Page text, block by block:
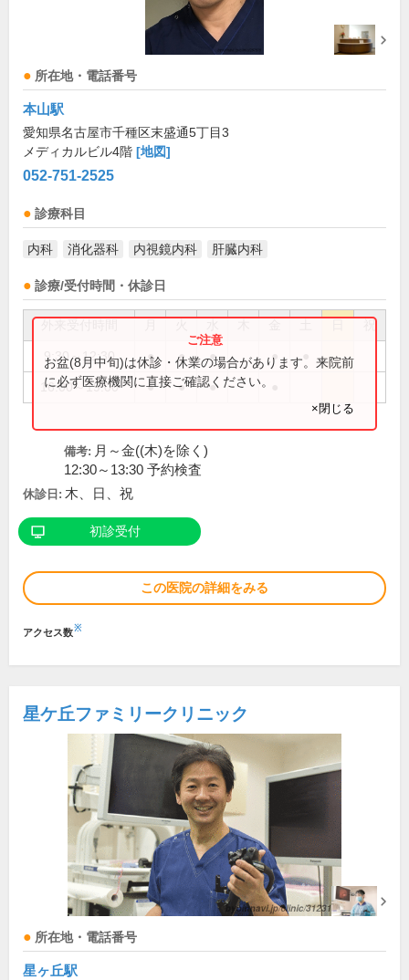
所在地・電話番号
本山駅
愛知県名古屋市千種区末盛通5丁目3
メディカルビル4階 [地図]
052-751-2525
診療科目
内科 消化器科 内視鏡内科 肝臓内科
診療/受付時間・休診日
祝
9:30～12:30 ● ● ● ●
16:00～19:00 ● ● ●
お盆(8月中旬)は休診・休業の場合があります。来院前
に必ず医療機関に直接ご確認ください。
×閉じる
備考: 月～金((木)を除く)
12:30～13:30 予約検査
休診日: 木、日、祝
初診受付
この医院の詳細をみる
アクセス数※
星ケ丘ファミリークリニック
所在地・電話番号
星ヶ丘駅